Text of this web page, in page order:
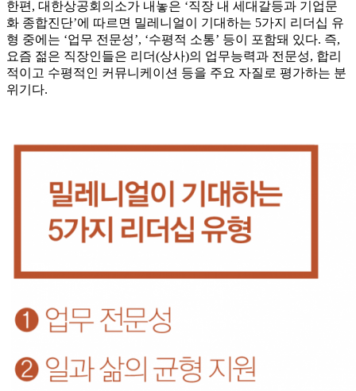
한편, 대한상공회의소가 내놓은 ‘직장 내 세대갈등과 기업문
화 종합진단’에 따르면 밀레니얼이 기대하는 5가지 리더십 유
형 중에는 ‘업무 전문성’, ‘수평적 소통’ 등이 포함돼 있다. 즉,
요즘 젊은 직장인들은 리더(상사)의 업무능력과 전문성, 합리
적이고 수평적인 커뮤니케이션 등을 주요 자질로 평가하는 분
위기다.